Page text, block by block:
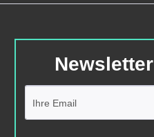
Newsletter